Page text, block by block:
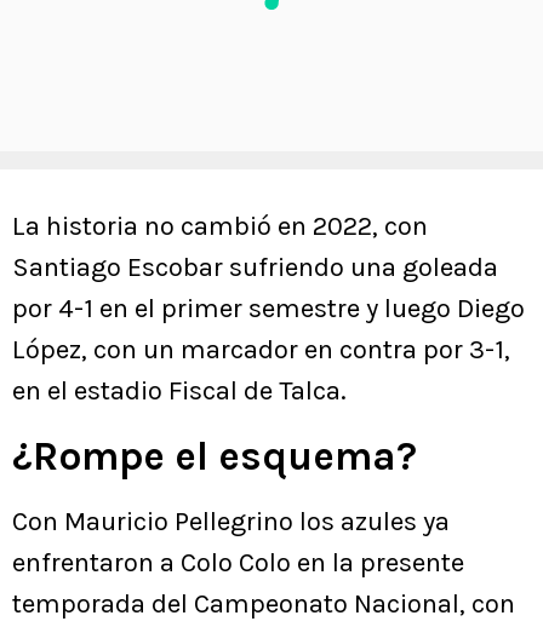
La historia no cambió en 2022, con
Santiago Escobar sufriendo una goleada
por 4-1 en el primer semestre y luego Diego
López, con un marcador en contra por 3-1,
en el estadio Fiscal de Talca.
¿Rompe el esquema?
Con Mauricio Pellegrino los azules ya
enfrentaron a Colo Colo en la presente
temporada del Campeonato Nacional, con